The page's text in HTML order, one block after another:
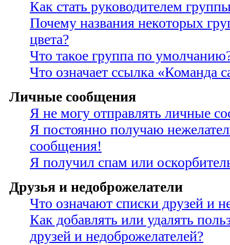
Как стать руководителем
Почему названия некоторых
цвета?
Что такое группа по
Что означает ссылка «Команда
Личные сообщения
Я не могу отправлять личные
Я постоянно получаю
сообщения!
Я получил спам или
Друзья и недоброжелатели
Что означают списки друзей и
Как добавлять или удалять
друзей и недоброжелателей?